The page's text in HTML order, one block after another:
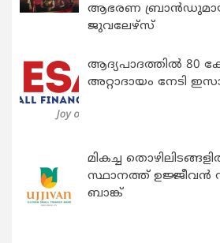
ആഭരണ
ജുവലേഴ്‌സ്
ആദ്യപാദത്തിൽ 80
അറ്റാദായം നേടി
മികച്ച
സ്ഥാനത്ത്
ബാങ്ക്